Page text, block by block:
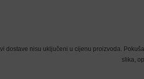
dostave nisu uključeni u cijenu proizvoda.
slika,